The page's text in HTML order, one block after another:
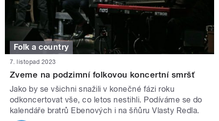
Folk a country
7. listopad 2023
Zveme na podzimní folkovou koncertní smršť
Jako by se všichni snažili v konečné fázi roku
odkoncertovat vše, co letos nestihli. Podíváme se do
kalendáře bratrů Ebenových i na šňůru Vlasty Redla.